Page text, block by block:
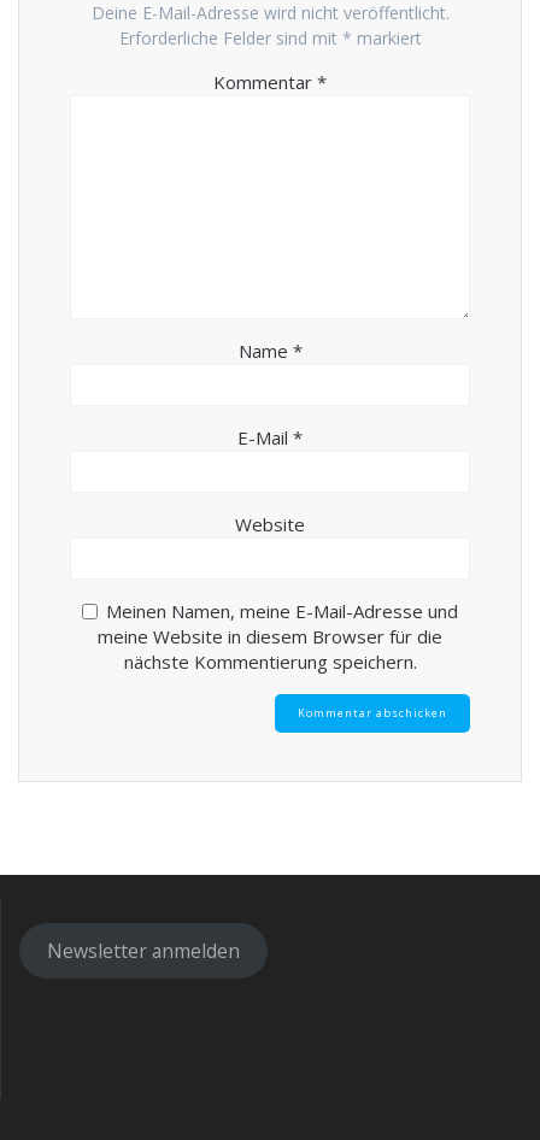
Deine E-Mail-Adresse wird nicht veröffentlicht.
Erforderliche Felder sind mit * markiert
Kommentar *
Name *
E-Mail *
Website
Meinen Namen, meine E-Mail-Adresse und
meine Website in diesem Browser für die
nächste Kommentierung speichern.
Newsletter anmelden